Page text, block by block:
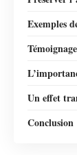
Exemples
Un effet
Conclusion